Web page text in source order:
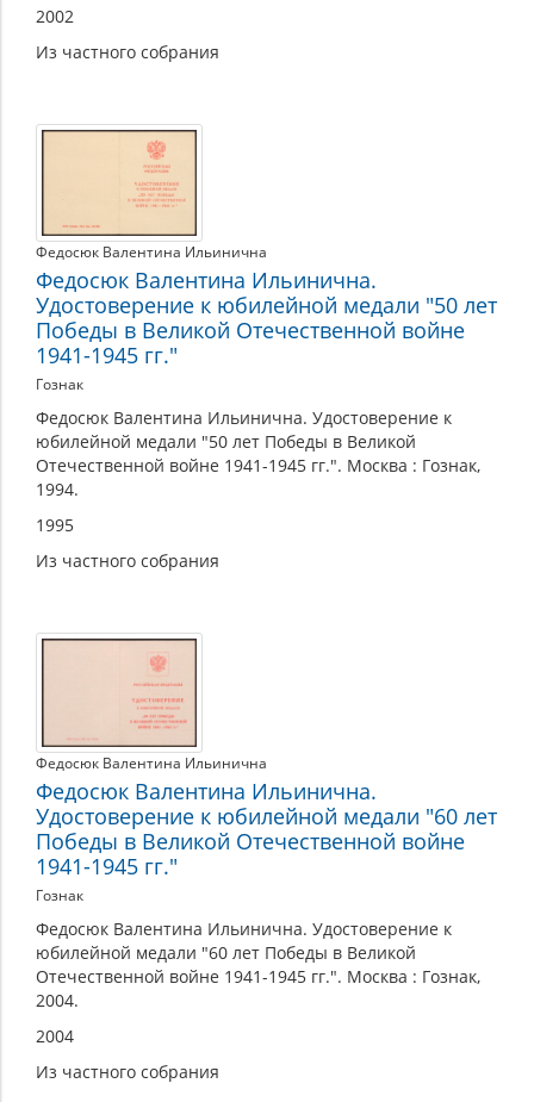
2002
Из частного собрания
Федосюк Валентина Ильинична
Федосюк Валентина Ильинична.
Удостоверение к юбилейной медали "50 лет
Победы в Великой Отечественной войне
1941-1945 гг."
Гознак
Федосюк Валентина Ильинична. Удостоверение к
юбилейной медали "50 лет Победы в Великой
Отечественной войне 1941-1945 гг.". Москва : Гознак,
1994.
1995
Из частного собрания
Федосюк Валентина Ильинична
Федосюк Валентина Ильинична.
Удостоверение к юбилейной медали "60 лет
Победы в Великой Отечественной войне
1941-1945 гг."
Гознак
Федосюк Валентина Ильинична. Удостоверение к
юбилейной медали "60 лет Победы в Великой
Отечественной войне 1941-1945 гг.". Москва : Гознак,
2004.
2004
Из частного собрания